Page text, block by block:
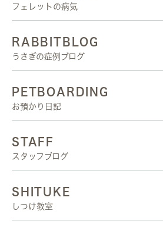
フェレットの病気
RABBITBLOG
うさぎの症例ブログ
PETBOARDING
お預かり日記
STAFF
スタッフブログ
SHITUKE
しつけ教室